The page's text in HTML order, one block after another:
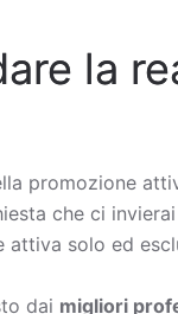
la
promozione
che ci
attiva solo ed
dai migliori